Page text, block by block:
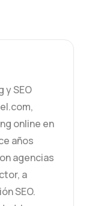
y SEO
online en
años
agencias
a
SEO.